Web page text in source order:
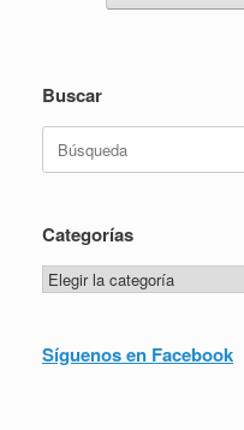
Buscar
Categorías
Categorías
Síguenos en Facebook